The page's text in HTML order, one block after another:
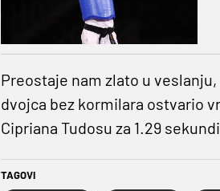
Preostaje nam zlato u
dvojca bez kormilara ostvario
Cipriana Tudosu za 1.29
TAGOVI